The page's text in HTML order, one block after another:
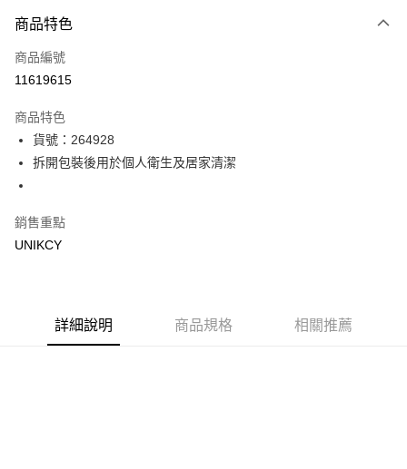
icash Pay
信用卡一次付款
Apple Pay
街口支付
每筆NT$100，滿NT$799(含以上)免運費
商品特色
商品編號
11619615
商品特色
貨號：264928
拆開包裝後用於個人衛生及居家清潔
銷售重點
UNIKCY
詳細說明 商品規格 相關推薦